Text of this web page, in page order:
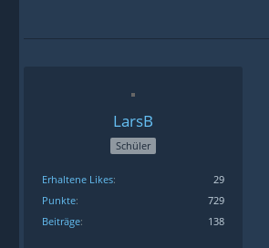
LarsB
Schüler
Erhaltene Likes
29
Punkte
729
Beiträge
138